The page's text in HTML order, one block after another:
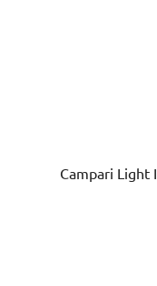
Campari Light